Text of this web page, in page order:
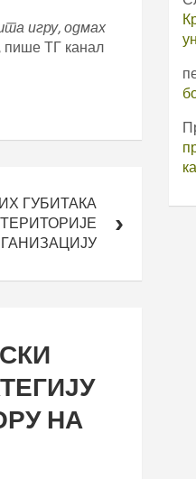
игру, одмах
пише ТГ канал
ГУБИТАКА
НА